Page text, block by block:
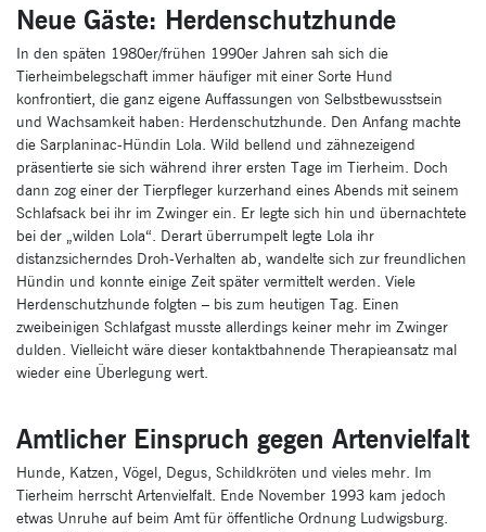
Neue Gäste: Herdenschutzhunde
In den späten 1980er/frühen 1990er Jahren sah sich die
Tierheimbelegschaft immer häufiger mit einer Sorte Hund
konfrontiert, die ganz eigene Auffassungen von Selbstbewusstsein
und Wachsamkeit haben: Herdenschutzhunde. Den Anfang machte
die Sarplaninac-Hündin Lola. Wild bellend und zähnezeigend
präsentierte sie sich während ihrer ersten Tage im Tierheim. Doch
dann zog einer der Tierpfleger kurzerhand eines Abends mit seinem
Schlafsack bei ihr im Zwinger ein. Er legte sich hin und übernachtete
bei der „wilden Lola“. Derart überrumpelt legte Lola ihr
distanzsicherndes Droh-Verhalten ab, wandelte sich zur freundlichen
Hündin und konnte einige Zeit später vermittelt werden. Viele
Herdenschutzhunde folgten – bis zum heutigen Tag. Einen
zweibeinigen Schlafgast musste allerdings keiner mehr im Zwinger
dulden. Vielleicht wäre dieser kontaktbahnende Therapieansatz mal
wieder eine Überlegung wert.
Amtlicher Einspruch gegen Artenvielfalt
Hunde, Katzen, Vögel, Degus, Schildkröten und vieles mehr. Im
Tierheim herrscht Artenvielfalt. Ende November 1993 kam jedoch
etwas Unruhe auf beim Amt für öffentliche Ordnung Ludwigsburg.